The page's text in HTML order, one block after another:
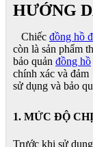
HƯỚNG
Chiếc đồng hồ
còn là sản phẩm
bảo quản đồng hồ
chính xác và
sử dụng và bảo
1. MỨC ĐỘ
Trước khi sử